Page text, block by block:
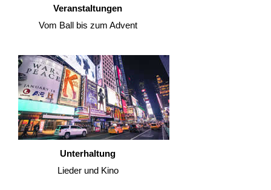
Veranstaltungen
Vom Ball bis zum Advent
Unterhaltung
Lieder und Kino